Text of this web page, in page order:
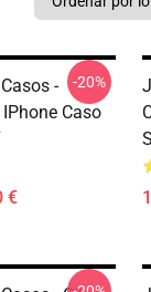
-
Caso
€
-20%